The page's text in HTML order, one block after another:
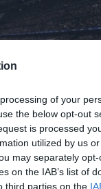
of your
the below opt-out
is processed
utilized by us
may separately
on the IAB’s list of
third parties on the
Me gusta